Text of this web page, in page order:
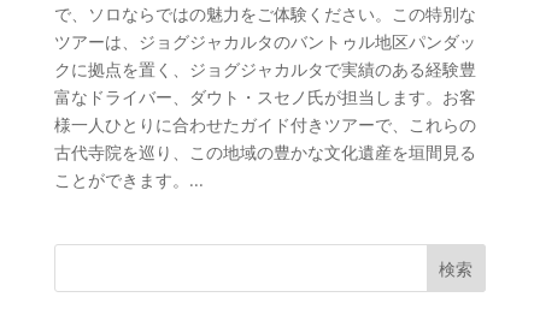
で、ソロならではの魅力をご体験ください。この特別な
ツアーは、ジョグジャカルタのバントゥル地区パンダッ
クに拠点を置く、ジョグジャカルタで実績のある経験豊
富なドライバー、ダウト・スセノ氏が担当します。お客
様一人ひとりに合わせたガイド付きツアーで、これらの
古代寺院を巡り、この地域の豊かな文化遺産を垣間見る
ことができます。...
検索